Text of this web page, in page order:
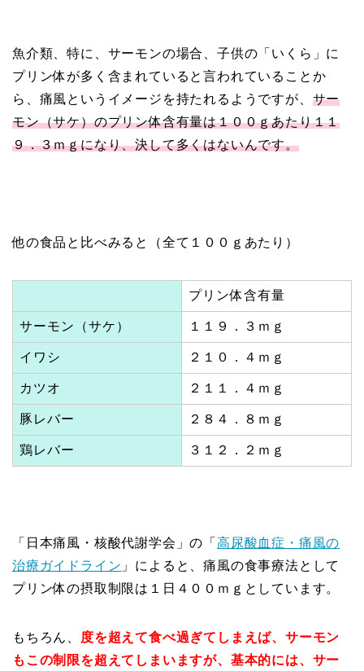
魚介類、特に、サーモンの場合、子供の「いくら」に
プリン体が多く含まれていると言われていることか
ら、痛風というイメージを持たれるようですが、 サー
モン（サケ）のプリン体含有量は１００ｇあたり１１
９．３ｍｇになり、決して多くはないんです。
他の食品と比べみると（全て１００ｇあたり）
プリン体含有量
サーモン（サケ） １１９．３ｍｇ
イワシ ２１０．４ｍｇ
カツオ ２１１．４ｍｇ
豚レバー ２８４．８ｍｇ
鶏レバー ３１２．２ｍｇ
「日本痛風・核酸代謝学会」の「高尿酸血症・痛風の
治療ガイドライン 」によると、痛風の食事療法として
プリン体の摂取制限は１日４００ｍｇとしています。
もちろん、
度を超えて食べ過ぎてしまえば、サーモン
もこの制限を超えてしまいますが、基本的には、サー